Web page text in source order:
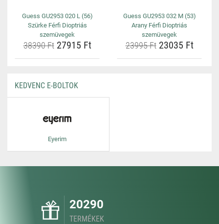
Guess GU2953 020 L (56)
Szürke Férfi Dioptriás
szemüvegek
38390 Ft27915 Ft
Guess GU2953 032 M (53)
Arany Férfi Dioptriás
szemüvegek
23995 Ft23035 Ft
KEDVENC E-BOLTOK
Eyerim
20290
TERMÉKEK